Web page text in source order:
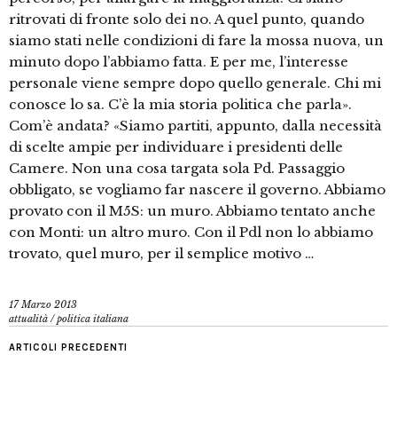
ritrovati di fronte solo dei no. A quel punto, quando
siamo stati nelle condizioni di fare la mossa nuova, un
minuto dopo l’abbiamo fatta. E per me, l’interesse
personale viene sempre dopo quello generale. Chi mi
conosce lo sa. C’è la mia storia politica che parla».
Com’è andata? «Siamo partiti, appunto, dalla necessità
di scelte ampie per individuare i presidenti delle
Camere. Non una cosa targata sola Pd. Passaggio
obbligato, se vogliamo far nascere il governo. Abbiamo
provato con il M5S: un muro. Abbiamo tentato anche
con Monti: un altro muro. Con il Pdl non lo abbiamo
trovato, quel muro, per il semplice motivo …
17 Marzo 2013
attualità /politica italiana
ARTICOLI PRECEDENTI